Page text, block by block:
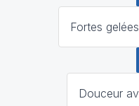
Fortes
Douceur